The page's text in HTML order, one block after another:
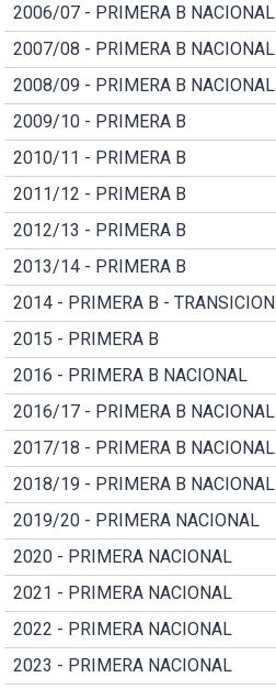
2006/07 - PRIMERA B NACIONAL
2007/08 - PRIMERA B NACIONAL
2008/09 - PRIMERA B NACIONAL
2009/10 - PRIMERA B
2010/11 - PRIMERA B
2011/12 - PRIMERA B
2012/13 - PRIMERA B
2013/14 - PRIMERA B
2014 - PRIMERA B - TRANSICION
2015 - PRIMERA B
2016 - PRIMERA B NACIONAL
2016/17 - PRIMERA B NACIONAL
2017/18 - PRIMERA B NACIONAL
2018/19 - PRIMERA B NACIONAL
2019/20 - PRIMERA NACIONAL
2020 - PRIMERA NACIONAL
2021 - PRIMERA NACIONAL
2022 - PRIMERA NACIONAL
2023 - PRIMERA NACIONAL